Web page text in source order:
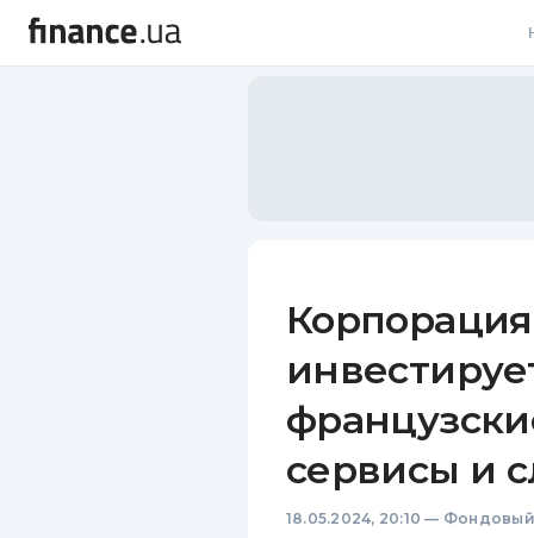
сервисы и
18.05.2024, 20:10 —